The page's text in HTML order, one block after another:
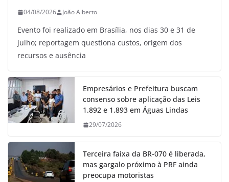
04/08/2026 João Alberto
Evento foi realizado em Brasília, nos dias 30 e 31 de
julho; reportagem questiona custos, origem dos
recursos e ausência
Empresários e Prefeitura buscam
consenso sobre aplicação das Leis
1.892 e 1.893 em Águas Lindas
29/07/2026
Terceira faixa da BR-070 é liberada,
mas gargalo próximo à PRF ainda
preocupa motoristas